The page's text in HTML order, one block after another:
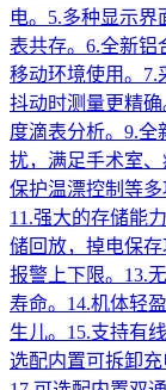
电。5.多种显示界
表共存。6.全新铝
移动环境使用。7.
抖动时测量更精
度滴表分析。9.
扰，满足手术室
保护温漂控制等多
11.强大的存储能
储回放，掉电保
报警上下限。13.
寿命。14.机体轻
生儿。15.支持有
选配内置可拆卸